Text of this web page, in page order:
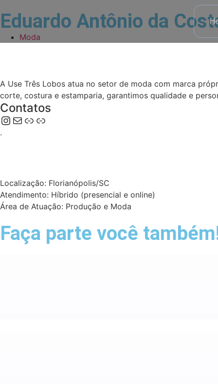
Eduardo Antônio da
Moda
A Use Três Lobos atua no setor de moda com marca
corte, costura e estamparia, garantimos qualidade e
Contatos
.
Localização: Florianópolis/SC
Atendimento: Híbrido (presencial e online)
Área de Atuação: Produção e Moda
Faça parte você